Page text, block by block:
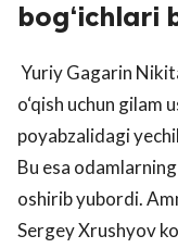
bog‘ichlari
Yuriy Gagarin
o‘qish uchun gilam
poyabzalidagi
Bu esa
oshirib yubordi.
Sergey Xrushyov